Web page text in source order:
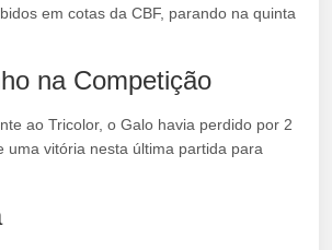
em cotas da CBF, parando na quinta
na Competição
ao Tricolor, o Galo havia perdido por 2
uma vitória nesta última partida para